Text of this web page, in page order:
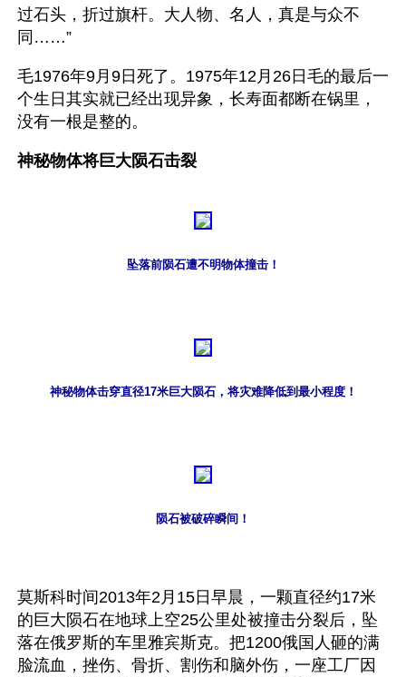
过石头，折过旗杆。大人物、名人，真是与众不
同……”
毛1976年9月9日死了。1975年12月26日毛的最后一
个生日其实就已经出现异象，长寿面都断在锅里，
没有一根是整的。
神秘物体将巨大陨石击裂
坠落前陨石遭不明物体撞击！
神秘物体击穿直径17米巨大陨石，将灾难降低到最小程度！
陨石被破碎瞬间！
莫斯科时间2013年2月15日早晨，一颗直径约17米
的巨大陨石在地球上空25公里处被撞击分裂后，坠
落在俄罗斯的车里雅宾斯克。把1200俄国人砸的满
脸流血，挫伤、骨折、割伤和脑外伤，一座工厂因